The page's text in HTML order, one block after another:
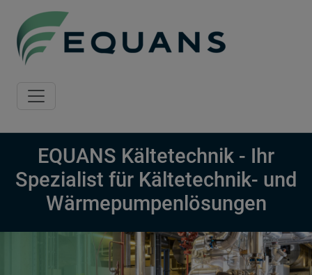
EQUANS Kältetechnik - Ihr
Spezialist für Kältetechnik- und
Wärmepumpenlösungen